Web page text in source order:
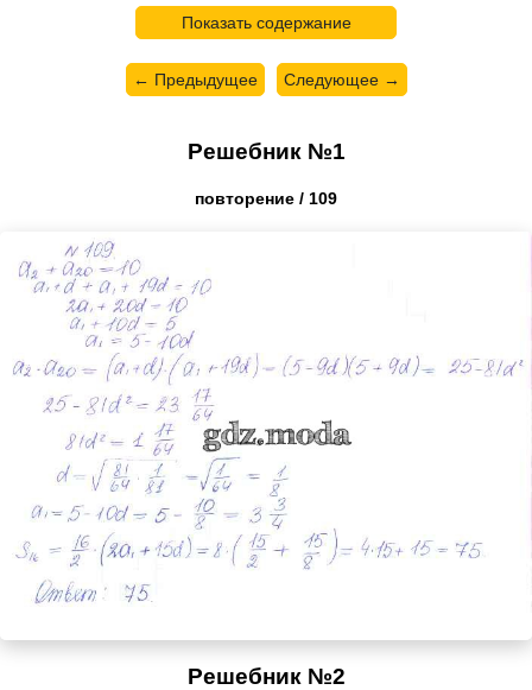
Показать содержание
← Предыдущее Следующее →
Решебник №1
повторение / 109
Решебник №2